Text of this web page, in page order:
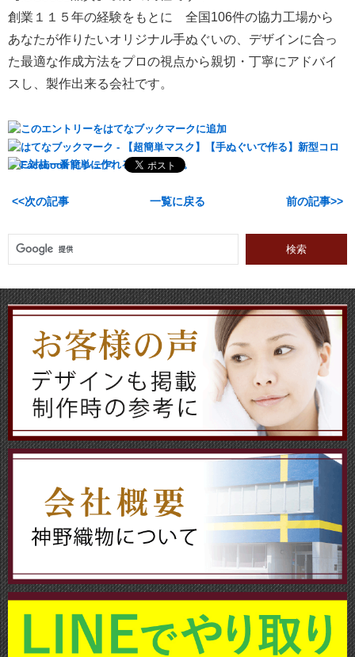
創業１１５年の経験をもとに 全国106件の協力工場から
あなたが作りたいオリジナル手ぬぐいの、デザインに合っ
た最適な作成方法をプロの視点から親切・丁寧にアドバイ
スし、製作出来る会社です。
次の記事 一覧に戻る 前の記事